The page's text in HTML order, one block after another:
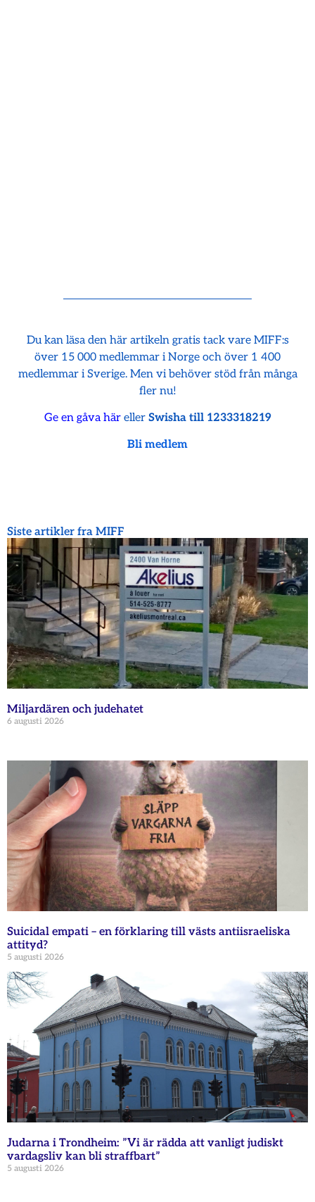
Du kan läsa den här artikeln gratis tack vare MIFF:s
över 15 000 medlemmar i Norge och över 1 400
medlemmar i Sverige. Men vi behöver stöd från många
fler nu!
Ge en gåva häreller Swisha till 1233318219
Bli medlem
Siste artikler fra MIFF
Miljardären och judehatet
6 augusti 2026
Suicidal empati – en förklaring till västs antiisraeliska
attityd?
5 augusti 2026
Judarna i Trondheim: ”Vi är rädda att vanligt judiskt
vardagsliv kan bli straffbart”
5 augusti 2026